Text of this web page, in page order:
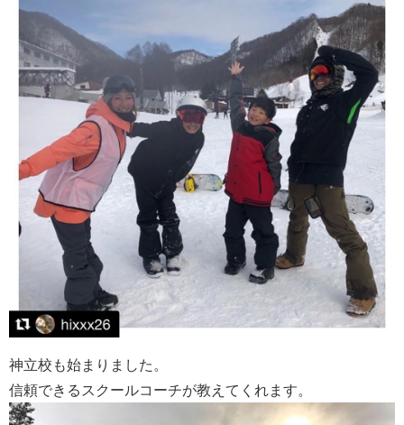
神立校も始まりました。
信頼できるスクールコーチが教えてくれます。